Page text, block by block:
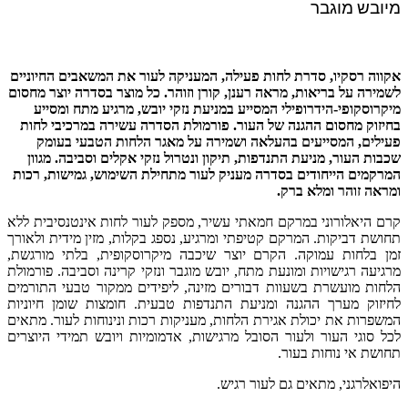
מיובש מוגבר
אקווה רסקיו, סדרת לחות פעילה, המעניקה לעור את המשאבים החיוניים
לשמירה על בריאות, מראה רענן, קורן וזוהר. כל מוצר בסדרה יוצר מחסום
מיקרוסקופי-הידרופילי המסייע במניעת נזקי יובש, מרגיע מתח ומסייע
בחיזוק מחסום ההגנה של העור. פורמולת הסדרה עשירה במרכיבי לחות
פעילים, המסייעים בהעלאה ושמירה על מאגר הלחות הטבעי בעומק
שכבות העור, מניעת התנדפות, תיקון ונטרול נזקי אקלים וסביבה. מגוון
המרקמים הייחודים בסדרה מעניק לעור מתחילת השימוש, גמישות, רכות
ומראה זוהר ומלא ברק.
קרם היאלורוני במרקם חמאתי עשיר, מספק לעור לחות אינטנסיבית ללא
תחושת דביקות. המרקם קטיפתי ומרגיע, נספג בקלות, מזין מידית ולאורך
זמן בלחות עמוקה. הקרם יוצר שיכבה מיקרוסקופית, בלתי מורגשת,
מרגיעה רגישויות ומונעת מתח, יובש מוגבר ונזקי קרינה וסביבה. פורמולת
הלחות מועשרת בשעוות דבורים מזינה, ליפידים ממקור טבעי התורמים
לחיזוק מערך ההגנה ומניעת התנדפות טבעית. חומצות שומן חיוניות
המשפרות את יכולת אגירת הלחות, מעניקות רכות ונינוחות לעור. מתאים
לכל סוגי העור ולעור הסובל מרגישות, אדמומיות ויובש תמידי היוצרים
תחושת אי נוחות בעור.
היפואלרגני, מתאים גם לעור רגיש.